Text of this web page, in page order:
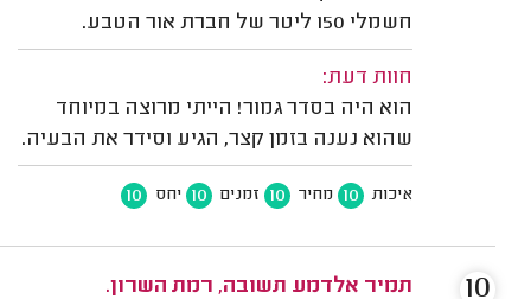
חשמלי 150 ליטר של חברת אור הטבע.
חוות דעת:
הוא היה בסדר גמור! הייתי מרוצה במיוחד
שהוא נענה בזמן קצר, הגיע וסידר את הבעיה.
איכות 10 מחיר 10 זמנים 10 יחס 10
תמיר אלדמע תשובה, רמת השרון. 10